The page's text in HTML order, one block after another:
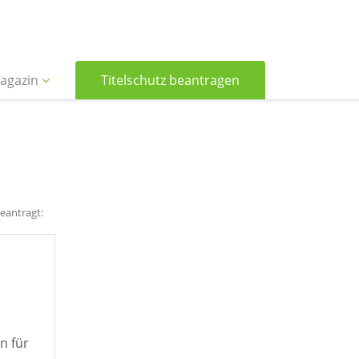
Titelschutz beantragen
für